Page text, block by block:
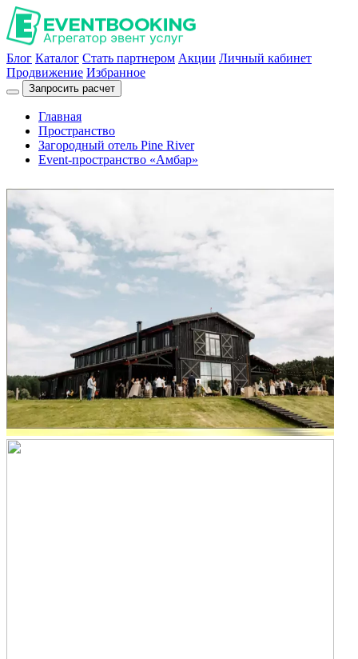
Блог Каталог Стать партнером Акции Личный кабинет
Продвижение Избранное
Запросить расчет
Главная
Пространство
Загородный отель Pine River
Event-пространство «Амбар»